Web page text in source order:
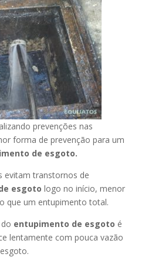
prevenções nas
forma de prevenção para um
de esgoto.
evitam transtornos de
esgoto logo no início, menor
que um entupimento total.
entupimento de esgoto é
lentamente com pouca vazão